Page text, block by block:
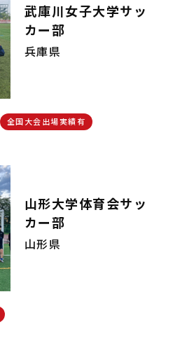
武庫川女子大学サッ
カー部
兵庫県
全国大会出場実績有
山形大学体育会サッ
カー部
山形県